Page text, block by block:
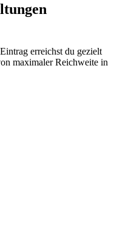
erreichst du gezielt
maximaler Reichweite in